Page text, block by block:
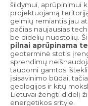
šildymui, aprūpinimui
projektuojamą
gelmių remiantis jau
pačias naujausias
be didelių nuostolių.
pilnai aprūpinama
geoterminė stotis
sprendimų
taupomi gamtos
įsisavinimo būdai,
geologijos ir kitų
Lietuvai žengti didelį
energetikos srityje.